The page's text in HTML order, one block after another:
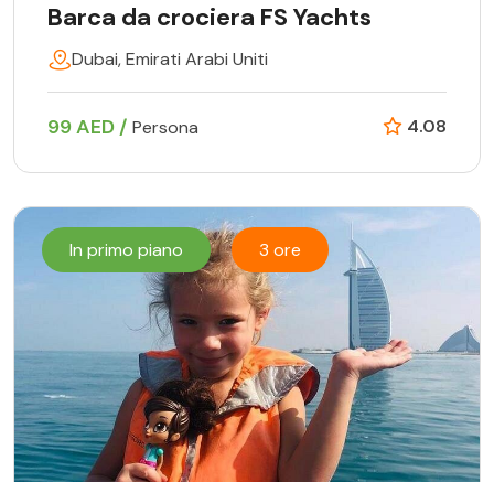
Barca da crociera FS Yachts
Dubai, Emirati Arabi Uniti
99 AED / Persona 4.08
In primo piano 3 ore